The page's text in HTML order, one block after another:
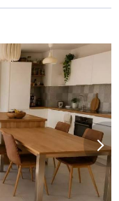
Next